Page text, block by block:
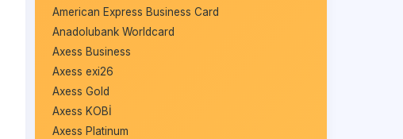
American Express Business Card
Anadolubank Worldcard
Axess Business
Axess exi26
Axess Gold
Axess KOBİ
Axess Platinum